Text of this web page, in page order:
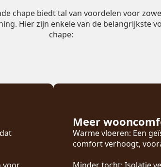
chape biedt tal van voordelen voor
Hier zijn enkele van de belangrijkste
chape:
voor
Meer
Warme vloeren: Een
comfort verhoogt,
Minder tocht: Isolatie